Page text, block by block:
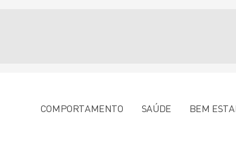
COMPORTAMENTO SAÚDE BEM